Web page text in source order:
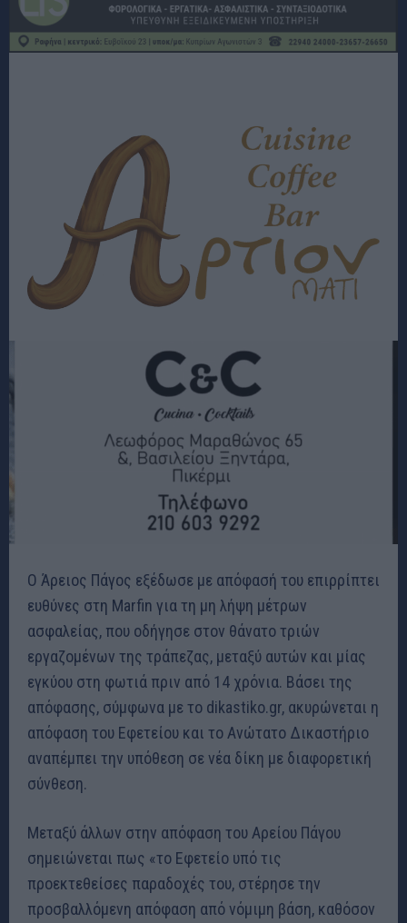
Ο Άρειος Πάγος εξέδωσε με απόφασή του επιρρίπτει
ευθύνες στη Marfin για τη μη λήψη μέτρων
ασφαλείας, που οδήγησε στον θάνατο τριών
εργαζομένων της τράπεζας, μεταξύ αυτών και μίας
εγκύου στη φωτιά πριν από 14 χρόνια. Βάσει της
απόφασης, σύμφωνα με το dikastiko.gr, ακυρώνεται η
απόφαση του Εφετείου και το Ανώτατο Δικαστήριο
αναπέμπει την υπόθεση σε νέα δίκη με διαφορετική
σύνθεση.
Μεταξύ άλλων στην απόφαση του Αρείου Πάγου
σημειώνεται πως «το Εφετείο υπό τις
προεκτεθείσες παραδοχές του, στέρησε την
προσβαλλόμενη απόφαση από νόμιμη βάση, καθόσον